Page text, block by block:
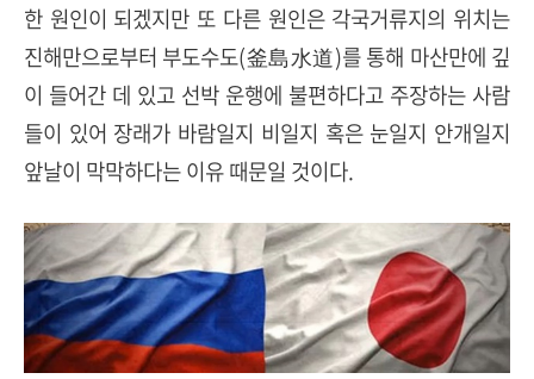
한 원인이 되겠지만 또 다른 원인은 각국거류지의 위치는
진해만으로부터 부도수도(釜島水道)를 통해 마산만에 깊
이 들어간 데 있고 선박 운행에 불편하다고 주장하는 사람
들이 있어 장래가 바람일지 비일지 혹은 눈일지 안개일지
앞날이 막막하다는 이유 때문일 것이다.